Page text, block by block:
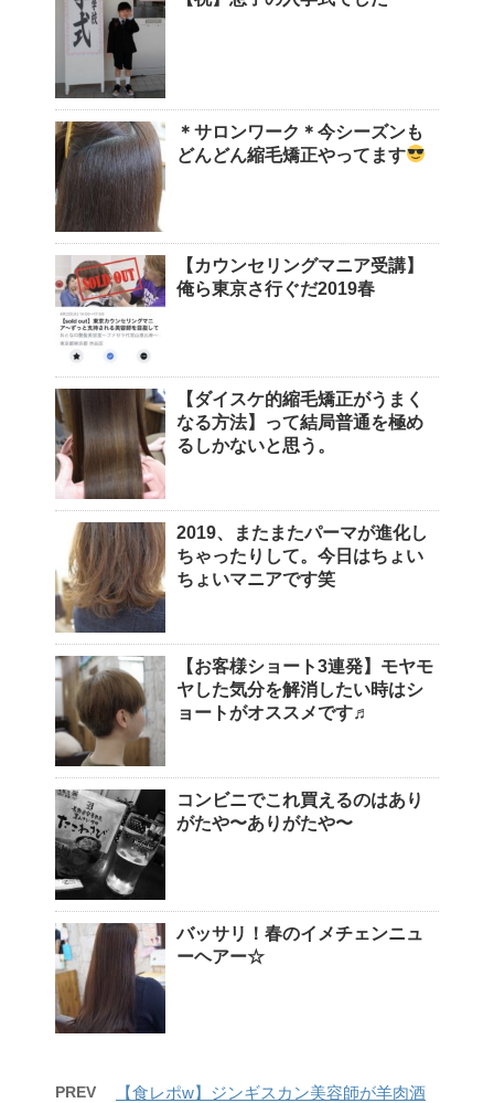
＊サロンワーク＊今シーズンも
どんどん縮毛矯正やってます
【カウンセリングマニア受講】
俺ら東京さ行ぐだ2019春
【ダイスケ的縮毛矯正がうまく
なる方法】って結局普通を極め
るしかないと思う。
2019、またまたパーマが進化し
ちゃったりして。今日はちょい
ちょいマニアです笑
【お客様ショート3連発】モヤモ
ヤした気分を解消したい時はシ
ョートがオススメです♬
コンビニでこれ買えるのはあり
がたや〜ありがたや〜
バッサリ！春のイメチェンニュ
ーヘアー☆
PREV
【食レポw】ジンギスカン美容師が羊肉酒